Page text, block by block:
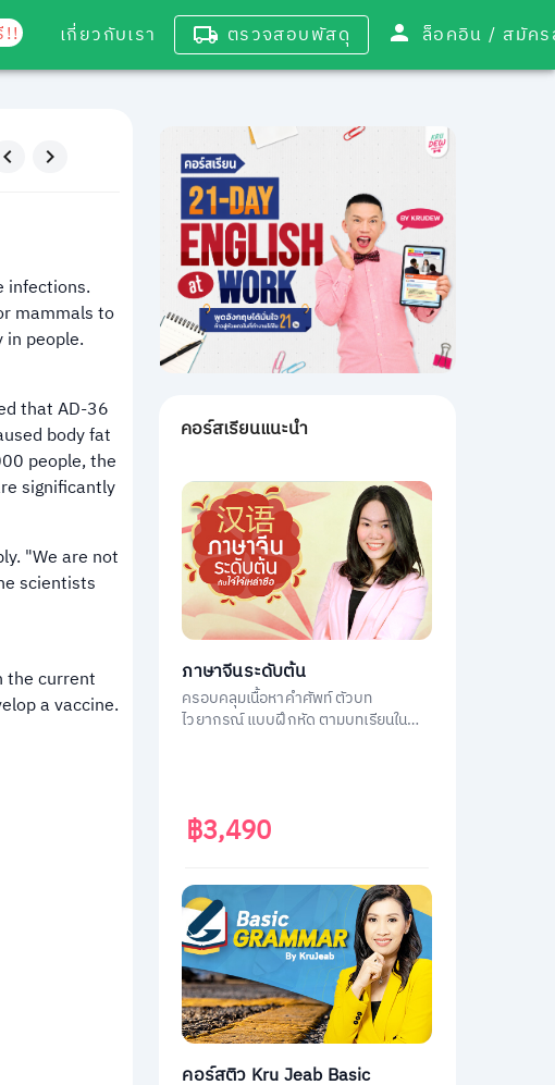
!! เกี่ยวกับเรา ตรวจสอบพัสดุ ล็อคอิน /
infections.
mammals to
people.
that AD-36
body fat
people, the
significantly
"We are not
scientists
the current
a vaccine.
คอร์สเรียนแนะนำ
ภาษาจีนระดับต้น
ครอบคลุมเนื้อหาคำศัพท์ ตัวบท
ไวยากรณ์ แบบฝึกหัด ตามบทเรียนใน
฿3,490
คอร์สติว Kru Jeab Basic